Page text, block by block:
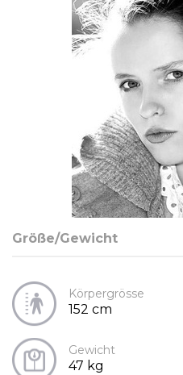
Größe/Gewicht
Körpergrösse
152 cm
Gewicht
47 kg